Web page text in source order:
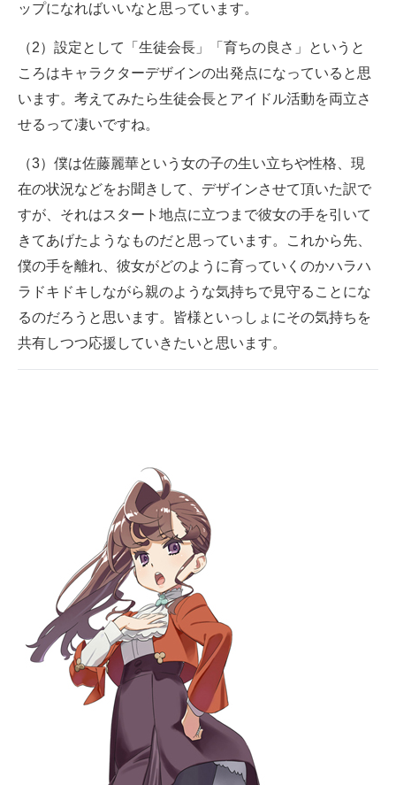
ップになればいいなと思っています。
（2）設定として「生徒会長」「育ちの良さ」というと
ころはキャラクターデザインの出発点になっていると思
います。考えてみたら生徒会長とアイドル活動を両立さ
せるって凄いですね。
（3）僕は佐藤麗華という女の子の生い立ちや性格、現
在の状況などをお聞きして、デザインさせて頂いた訳で
すが、それはスタート地点に立つまで彼女の手を引いて
きてあげたようなものだと思っています。これから先、
僕の手を離れ、彼女がどのように育っていくのかハラハ
ラドキドキしながら親のような気持ちで見守ることにな
るのだろうと思います。皆様といっしょにその気持ちを
共有しつつ応援していきたいと思います。